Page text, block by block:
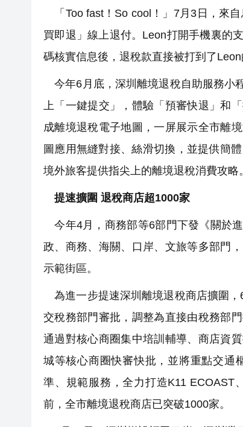
「Too fast！So cool！」7月3日，來
買即退」線上退付。Leon打開手機裏的
碼核實信息後，退稅款直接被打到了
今年6月底，深圳離境退稅自助服務小
上「一鍵提交」，體驗「預審快退」和
成離境退稅電子地圖，一屏展示全市離
圖應用無縫對接、絲滑切換，並提供簡
境外旅客提供指尖上的離境退稅消費攻略。
提速擴圍 退稅商店超1000家
今年4月，商務部等6部門下發《關於
政、商務、海關、口岸、文旅等多部門
示範街區。
為進一步提速深圳離境退稅商店擴圍
交稅務部門審批，調整為直接由稅務部
通過對核心商圈集中培訓輔導、商店資
城等核心商圈快審快批，並將重點交通
準、規範服務，全力打造K11 ECOAST
前，全市離境退稅商店已突破1000家。